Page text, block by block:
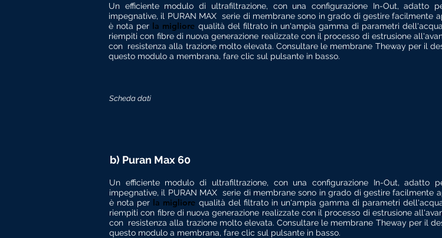
Un efficiente modulo di ultrafiltrazione, con una configurazione In-Out, adatto
impegnative, il PURAN MAX serie di membrane sono in grado di gestire facilmente
è nota per la migliore qualità del filtrato in un'ampia gamma di parametri
riempiti con fibre di nuova generazione realizzate con il processo di estrusione
con resistenza alla trazione molto elevata. Consultare le membrane Theway per il
questo modulo a membrana, fare clic sul pulsante in basso.
Scheda dati
b) Puran Max 60
Un efficiente modulo di ultrafiltrazione, con una configurazione In-Out, adatto
impegnative, il PURAN MAX serie di membrane sono in grado di gestire facilmente
è nota per la migliore qualità del filtrato in un'ampia gamma di parametri
riempiti con fibre di nuova generazione realizzate con il processo di estrusione
con resistenza alla trazione molto elevata. Consultare le membrane Theway per il
questo modulo a membrana, fare clic sul pulsante in basso.